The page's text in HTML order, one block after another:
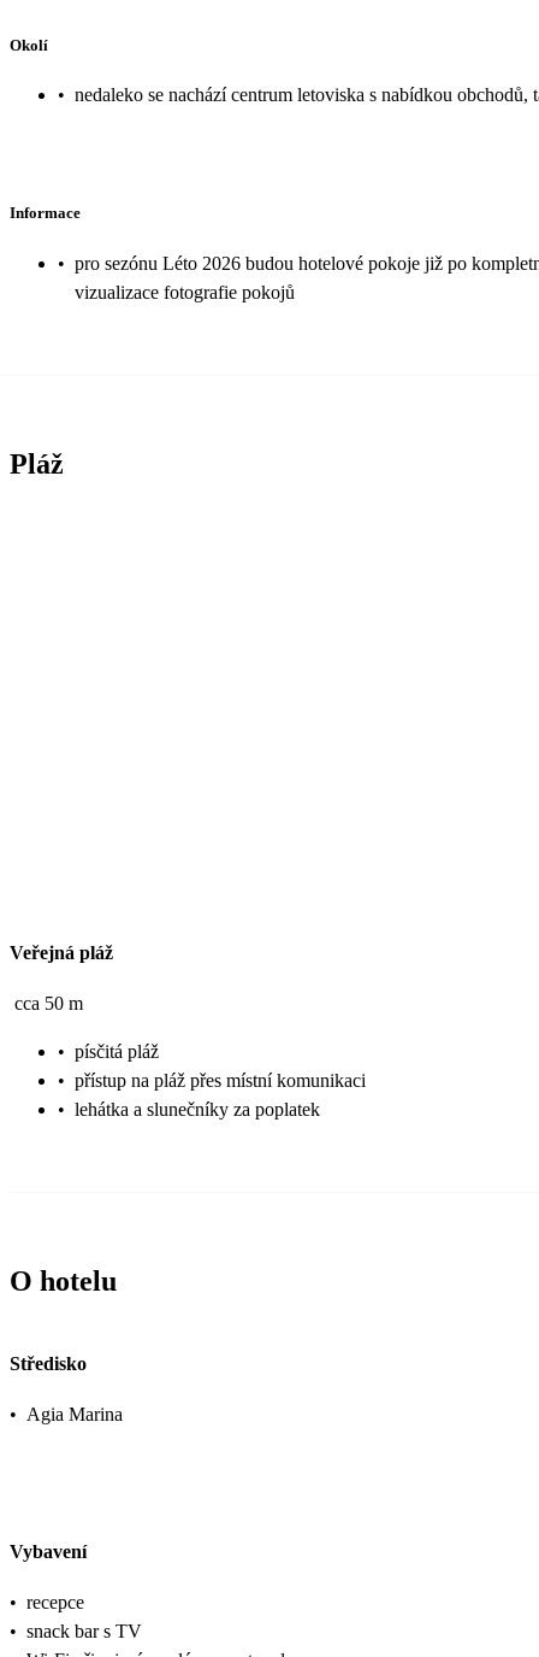
Okolí
• nedaleko se nachází centrum letoviska s nabídkou obchodů,
Informace
• pro sezónu Léto 2026 budou hotelové pokoje již po
vizualizace fotografie pokojů
Pláž
Veřejná pláž
cca 50 m
• písčitá pláž
• přístup na pláž přes místní komunikaci
• lehátka a slunečníky za poplatek
O hotelu
Středisko
• Agia Marina
Vybavení
• recepce
• snack bar s TV